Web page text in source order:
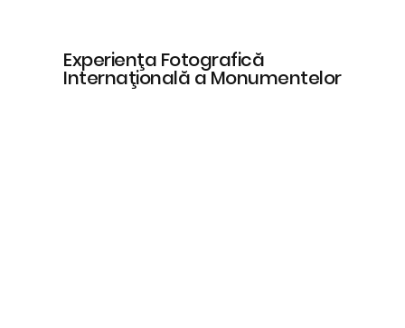
Experienţa Fotografică
Internaţională a Monumentelor